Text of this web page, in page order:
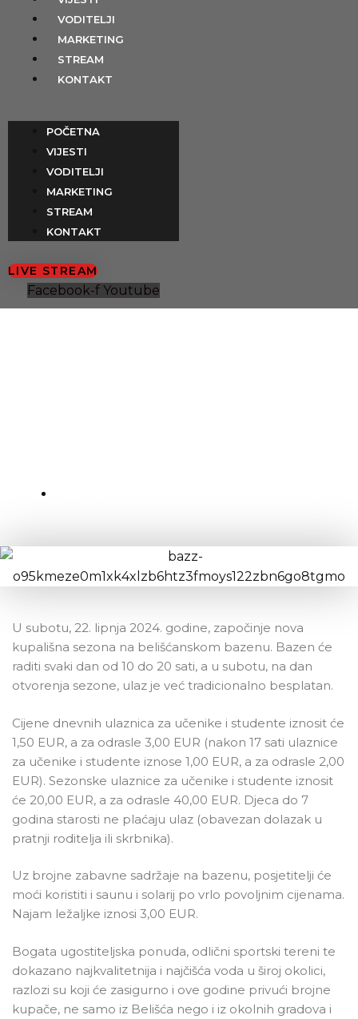
VODITELJI
MARKETING
STREAM
KONTAKT
POČETNA
VIJESTI
VODITELJI
MARKETING
STREAM
KONTAKT
LIVE STREAM
Facebook-f Youtube
U subotu, 22. lipnja 2024. godine, započinje nova
kupališna sezona na belišćanskom bazenu. Bazen će
raditi svaki dan od 10 do 20 sati, a u subotu, na dan
otvorenja sezone, ulaz je već tradicionalno besplatan.
Cijene dnevnih ulaznica za učenike i studente iznosit će
1,50 EUR, a za odrasle 3,00 EUR (nakon 17 sati ulaznice
za učenike i studente iznose 1,00 EUR, a za odrasle 2,00
EUR). Sezonske ulaznice za učenike i studente iznosit
će 20,00 EUR, a za odrasle 40,00 EUR. Djeca do 7
godina starosti ne plaćaju ulaz (obavezan dolazak u
pratnji roditelja ili skrbnika).
Uz brojne zabavne sadržaje na bazenu, posjetitelji će
moći koristiti i saunu i solarij po vrlo povoljnim cijenama.
Najam ležaljke iznosi 3,00 EUR.
Bogata ugostiteljska ponuda, odlični sportski tereni te
dokazano najkvalitetnija i najčišća voda u široj okolici,
razlozi su koji će zasigurno i ove godine privući brojne
kupače, ne samo iz Belišća nego i iz okolnih gradova i